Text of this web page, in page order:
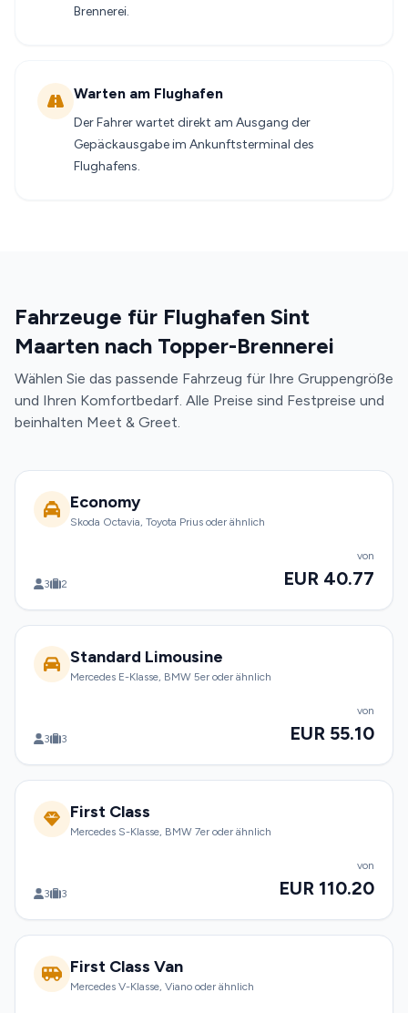
Brennerei.
Warten am Flughafen
Der Fahrer wartet direkt am Ausgang der
Gepäckausgabe im Ankunftsterminal des
Flughafens.
Fahrzeuge für Flughafen Sint
Maarten nach Topper-Brennerei
Wählen Sie das passende Fahrzeug für Ihre Gruppengröße
und Ihren Komfortbedarf. Alle Preise sind Festpreise und
beinhalten Meet & Greet.
Economy
Skoda Octavia, Toyota Prius oder ähnlich
3 2
von
EUR 40.77
Standard Limousine
Mercedes E-Klasse, BMW 5er oder ähnlich
3 3
von
EUR 55.10
First Class
Mercedes S-Klasse, BMW 7er oder ähnlich
3 3
von
EUR 110.20
First Class Van
Mercedes V-Klasse, Viano oder ähnlich